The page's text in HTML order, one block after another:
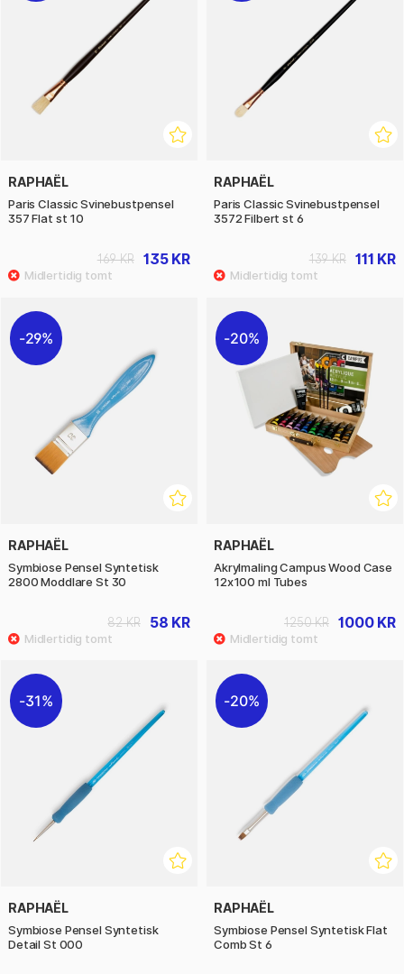
RAPHAËL
Paris Classic Svinebustpensel
357 Flat st 10
135 KR
169 KR
RAPHAËL
Paris Classic Svinebustpensel
3572 Filbert st 6
111 KR
139 KR
29%
RAPHAËL
Symbiose Pensel Syntetisk
2800 Moddlare St 30
58 KR
82 KR
20%
RAPHAËL
Akrylmaling Campus Wood Case
12x100 ml Tubes
1000 KR
1250 KR
31%
RAPHAËL
Symbiose Pensel Syntetisk
Detail St 000
20%
RAPHAËL
Symbiose Pensel Syntetisk Flat
Comb St 6